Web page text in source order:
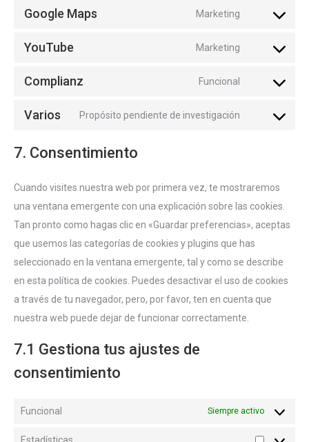
google-
google-
Google Maps Marketing
Consent
google-
YouTube Marketing
Consent
youtube
Complianz Funcional
Consent
Varios Propósito pendiente de investigación
Consent
7. Consentimiento
Cuando visites nuestra web por primera vez, te mostraremos
una ventana emergente con una explicación sobre las cookies.
Tan pronto como hagas clic en «Guardar preferencias», aceptas
que usemos las categorías de cookies y plugins que has
seleccionado en la ventana emergente, tal y como se describe
en esta política de cookies. Puedes desactivar el uso de cookies
a través de tu navegador, pero, por favor, ten en cuenta que
nuestra web puede dejar de funcionar correctamente.
7.1 Gestiona tus ajustes de
consentimiento
Funcional Siempre activo